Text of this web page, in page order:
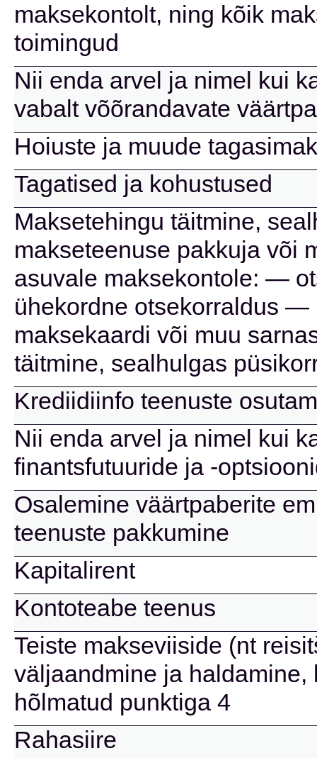
maksekontolt, ning kõik
toimingud
Nii enda arvel ja nimel kui
vabalt võõrandavate
Hoiuste ja muude
Tagatised ja kohustused
Maksetehingu täitmine,
makseteenuse pakkuja või
asuvale maksekontole: —
ühekordne otsekorraldus —
maksekaardi või muu
täitmine, sealhulgas
Krediidiinfo teenuste
Nii enda arvel ja nimel kui
finantsfutuuride ja -
Osalemine väärtpaberite
teenuste pakkumine
Kapitalirent
Kontoteabe teenus
Teiste makseviiside (nt
väljaandmine ja
hõlmatud punktiga 4
Rahasiire